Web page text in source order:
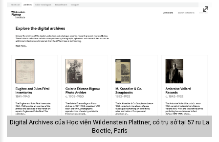
Digital Archives của Học viện Wildenstein Plattner, có trụ sở tại 57 ru La
Boetie, Paris